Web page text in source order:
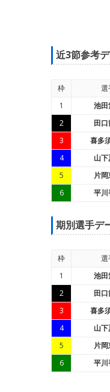
近3節参考
枠 選
1
池田
2
田
3
喜多
4
山
5
片
6
平川
期別選手デ
枠 選
1
池田
2
田
3
喜多
4
山
5
片
6
平川